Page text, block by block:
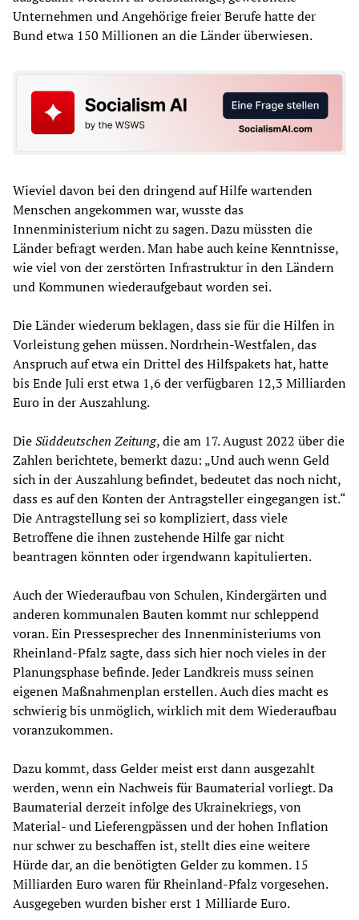
Unternehmen und Angehörige freier Berufe hatte der
Bund etwa 150 Millionen an die Länder überwiesen.
Wieviel davon bei den dringend auf Hilfe wartenden
Menschen angekommen war, wusste das
Innenministerium nicht zu sagen. Dazu müssten die
Länder befragt werden. Man habe auch keine Kenntnisse,
wie viel von der zerstörten Infrastruktur in den Ländern
und Kommunen wiederaufgebaut worden sei.
Die Länder wiederum beklagen, dass sie für die Hilfen in
Vorleistung gehen müssen. Nordrhein-Westfalen, das
Anspruch auf etwa ein Drittel des Hilfspakets hat, hatte
bis Ende Juli erst etwa 1,6 der verfügbaren 12,3 Milliarden
Euro in der Auszahlung.
DieSüddeutschen Zeitung, die am 17. August 2022 über die
Zahlen berichtete, bemerkt dazu: „Und auch wenn Geld
sich in der Auszahlung befindet, bedeutet das noch nicht,
dass es auf den Konten der Antragsteller eingegangen ist.“
Die Antragstellung sei so kompliziert, dass viele
Betroffene die ihnen zustehende Hilfe gar nicht
beantragen könnten oder irgendwann kapitulierten.
Auch der Wiederaufbau von Schulen, Kindergärten und
anderen kommunalen Bauten kommt nur schleppend
voran. Ein Pressesprecher des Innenministeriums von
Rheinland-Pfalz sagte, dass sich hier noch vieles in der
Planungsphase befinde. Jeder Landkreis muss seinen
eigenen Maßnahmenplan erstellen. Auch dies macht es
schwierig bis unmöglich, wirklich mit dem Wiederaufbau
voranzukommen.
Dazu kommt, dass Gelder meist erst dann ausgezahlt
werden, wenn ein Nachweis für Baumaterial vorliegt. Da
Baumaterial derzeit infolge des Ukrainekriegs, von
Material- und Lieferengpässen und der hohen Inflation
nur schwer zu beschaffen ist, stellt dies eine weitere
Hürde dar, an die benötigten Gelder zu kommen. 15
Milliarden Euro waren für Rheinland-Pfalz vorgesehen.
Ausgegeben wurden bisher erst 1 Milliarde Euro.